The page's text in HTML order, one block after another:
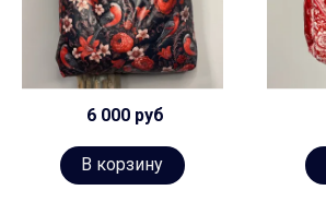
6 000 руб
В корзину